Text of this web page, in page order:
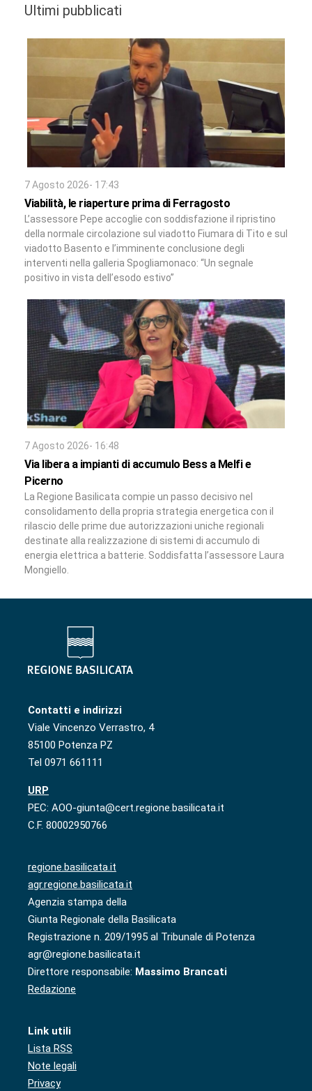
Ultimi pubblicati
7 Agosto 2026- 17:43
Viabilità, le riaperture prima di Ferragosto
L’assessore Pepe accoglie con soddisfazione il ripristino
della normale circolazione sul viadotto Fiumara di Tito e sul
viadotto Basento e l’imminente conclusione degli
interventi nella galleria Spogliamonaco: “Un segnale
positivo in vista dell’esodo estivo”
7 Agosto 2026- 16:48
Via libera a impianti di accumulo Bess a Melfi e
Picerno
La Regione Basilicata compie un passo decisivo nel
consolidamento della propria strategia energetica con il
rilascio delle prime due autorizzazioni uniche regionali
destinate alla realizzazione di sistemi di accumulo di
energia elettrica a batterie. Soddisfatta l’assessore Laura
Mongiello.
Contatti e indirizzi
Viale Vincenzo Verrastro, 4
85100 Potenza PZ
Tel 0971 661111
URP
PEC: AOO-giunta@cert.regione.basilicata.it
C.F. 80002950766
regione.basilicata.it
agr.regione.basilicata.it
Agenzia stampa della
Giunta Regionale della Basilicata
Registrazione n. 209/1995 al Tribunale di Potenza
agr@regione.basilicata.it
Direttore responsabile: Massimo Brancati
Redazione
Link utili
Lista RSS
Note legali
Privacy